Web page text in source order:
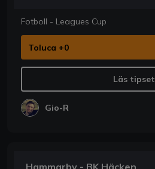
Fotboll - Leagues Cup
Toluca +0
Läs tipset
Gio-R
Hammarby - BK Häcken